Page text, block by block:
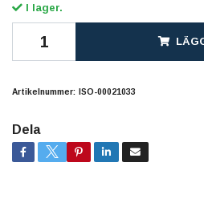
I lager.
Artikelnummer: ISO-00021033
Dela